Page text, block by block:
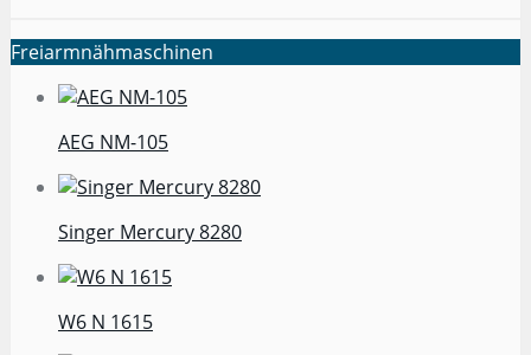
Freiarmnähmaschinen
AEG NM-105
Singer Mercury 8280
W6 N 1615